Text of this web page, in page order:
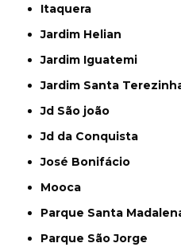
Itaquera
Jardim Helian
Jardim Iguatemi
Jardim Santa
Jd São joão
Jd da Conquista
José Bonifácio
Mooca
Parque Santa
Parque São Jorge